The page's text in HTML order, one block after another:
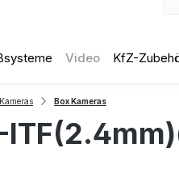
Video KfZ-
Box Kameras